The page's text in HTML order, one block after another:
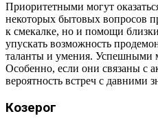
Приоритетными могут
некоторых бытовых вопросов
к смекалке, но и помощи
упускать возможность
таланты и умения. Успешными
Особенно, если они связаны с
вероятность встреч с давними
Козерог